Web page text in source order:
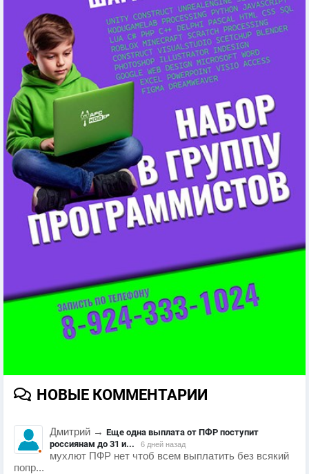
НОВЫЕ КОММЕНТАРИИ
Дмитрий → Еще одна выплата от ПФР поступит
россиянам до 31 и...
6 дней назад
мухлют ПФР нет чтоб всем выплатить без всякий
попр...